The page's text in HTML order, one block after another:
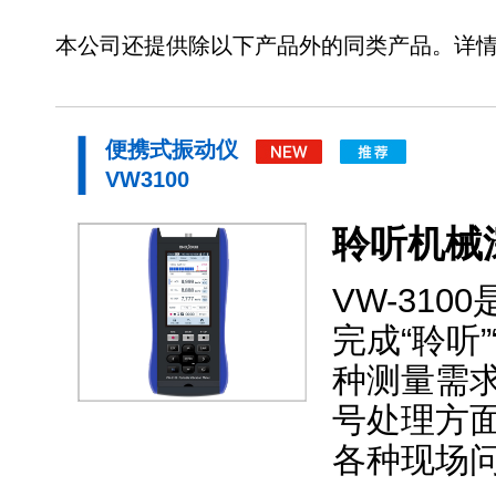
本公司还提供除以下产品外的同类产品。详
便携式振动仪
VW3100
聆听机械
VW-3100
完成“聆听
种测量需
号处理方
各种现场